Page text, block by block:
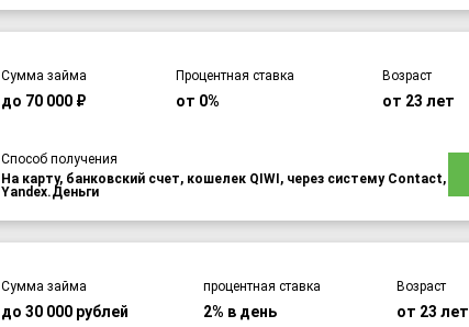
Сумма займа
до 70 000 ₽
Процентная ставка
от 0%
Возраст
от 23 лет
Способ получения
На карту, банковский счет, кошелек QIWI, через систему Contact,
Yandex.Деньги
Сумма займа
до 30 000 рублей
процентная ставка
2% в день
Возраст
от 23 лет